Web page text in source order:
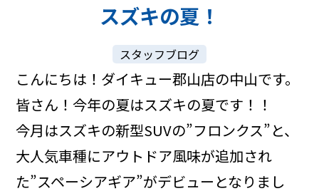
スズキの夏！
スタッフブログ
こんにちは！ダイキュー郡山店の中山です。
皆さん！今年の夏はスズキの夏です！！
今月はスズキの新型SUVの”フロンクス”と、
大人気車種にアウトドア風味が追加され
た”スペーシアギア”がデビューとなりまし